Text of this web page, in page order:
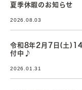
夏季休暇のお知らせ
2026.08.03
令和8年2月7日(土)14
付中♪
2026.01.31